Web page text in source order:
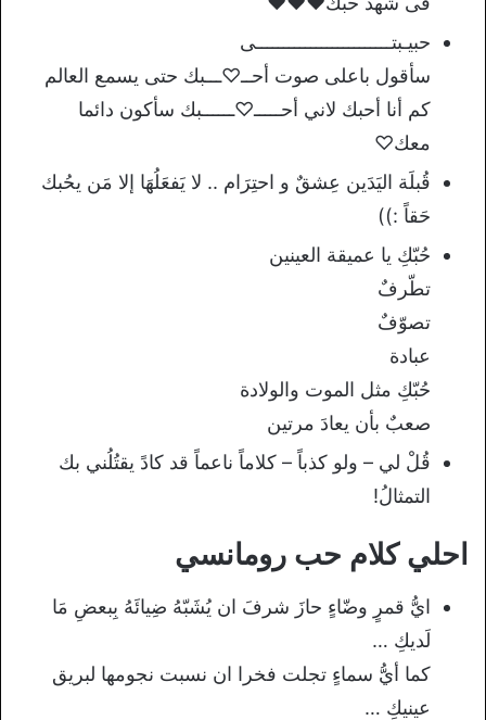
حبيـبتـــــــــــــــــــــــــى
سأقول ﺑﺎﻋﻠﻰ ﺻﻮﺕ أحــ♡ـــبك ﺣﺘﻰ ﻳﺴﻤﻊ ﺍﻟﻌﺎﻟﻢ
ﻛﻢ أﻧﺎ أﺣﺒﻚ ﻻني أحـــــ♡ــــــبك سأكون دائما
معك♡
قُبلَة اليَدَين عِشقٌ و احتِرَام .. لا يَفعَلُهَا إلا مَن يحُبك
حَقاً :))
حُبّكِ يا عميقة العينين
تطّرفٌ
تصوّفٌ
عبادة
حُبّكِ مثل الموت والولادة
صعبٌ بأن يعادَ مرتين
قُلْ لي – ولو كذباً – كلاماً ناعماً قد كادً يقتُلُني بك
التمثالُ!
احلي كلام حب رومانسي
ايُّ قمرٍ وضّاءٍ حازَ شرفَ ان يُشَبّهُ ضِيائَهُ بِبعضِ مَا
لَديكِ …
كما أيُّ سماءٍ تجلت فخرا ان نسبت نجومها لبريق
عينيكِ …